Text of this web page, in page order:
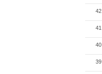
42
41
40
39